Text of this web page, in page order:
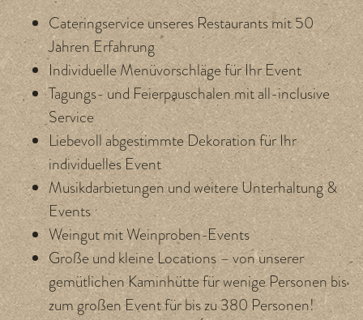
Cateringservice unseres Restaurants mit 50
Jahren Erfahrung
Individuelle Menüvorschläge für Ihr Event
Tagungs- und Feierpauschalen mit all-inclusive
Service
Liebevoll abgestimmte Dekoration für Ihr
individuelles Event
Musikdarbietungen und weitere Unterhaltung &
Events
Weingut mit Weinproben-Events
Große und kleine Locations – von unserer
gemütlichen Kaminhütte für wenige Personen bis
zum großen Event für bis zu 380 Personen!